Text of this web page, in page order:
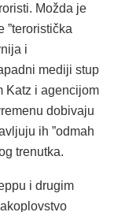
Možda je
”teroristička
i
mediji stup
Katz i agencijom
dobivaju
ih ”odmah
trenutka.
i drugim